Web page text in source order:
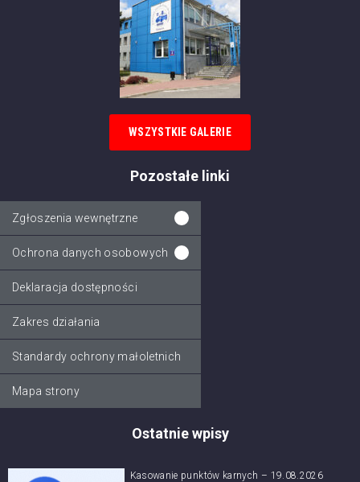
Ostatnie wpisy
Kasowanie punktów karnych – 19.08.2026
WSZYSTKIE GALERIE
Pozostałe linki
Zgłoszenia wewnętrzne
Ochrona danych osobowych
Deklaracja dostępności
Zakres działania
Standardy ochrony małoletnich
Mapa strony